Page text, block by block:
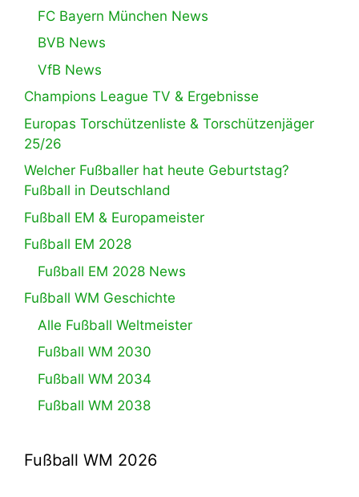
FC Bayern München News
BVB News
VfB News
Champions League TV & Ergebnisse
Europas Torschützenliste & Torschützenjäger
25/26
Welcher Fußballer hat heute Geburtstag?
Fußball in Deutschland
Fußball EM & Europameister
Fußball EM 2028
Fußball EM 2028 News
Fußball WM Geschichte
Alle Fußball Weltmeister
Fußball WM 2030
Fußball WM 2034
Fußball WM 2038
Fußball WM 2026